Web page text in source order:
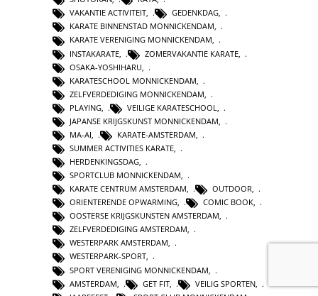
VAKANTIE ACTIVITEIT, GEDENKDAG,
KARATE BINNENSTAD MONNICKENDAM,
KARATE VERENIGING MONNICKENDAM,
INSTAKARATE
ZOMERVAKANTIE KARATE
OSAKA-YOSHIHARU
KARATESCHOOL MONNICKENDAM
ZELFVERDEDIGING MONNICKENDAM
PLAYING
VEILIGE KARATESCHOOL
JAPANSE KRIJGSKUNST MONNICKENDAM
MA-AI
KARATE-AMSTERDAM
SUMMER ACTIVITIES KARATE
HERDENKINGSDAG,
SPORTCLUB MONNICKENDAM,
KARATE CENTRUM AMSTERDAM, OUTDOOR,
ORIENTERENDE OPWARMING, COMIC BOOK,
OOSTERSE KRIJGSKUNSTEN AMSTERDAM,
ZELFVERDEDIGING AMSTERDAM,
WESTERPARK AMSTERDAM,
WESTERPARK-SPORT,
SPORT VERENIGING MONNICKENDAM
AMSTERDAM
GET FIT VEILIG SPORTEN